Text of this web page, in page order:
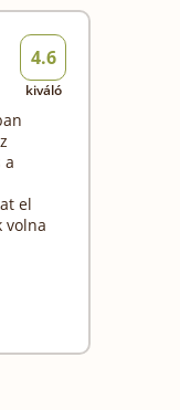
a
el
volna
4.6
kiváló